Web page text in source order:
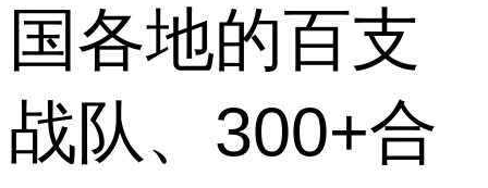
国各地的百支
战队、300+合